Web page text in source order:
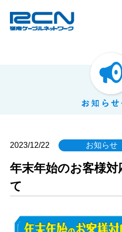
2023/12/22 お知らせ
年末年始のお客様
て